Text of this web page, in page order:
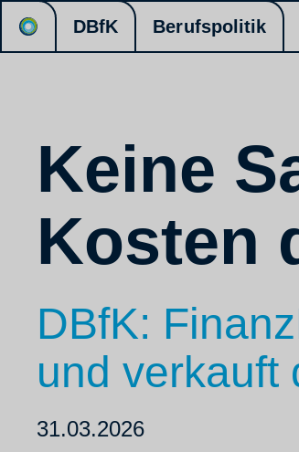
DBfK Berufspolitik
Keine
Kosten
DBfK:
und verkauft
31.03.2026